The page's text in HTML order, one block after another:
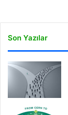
Son Yazılar